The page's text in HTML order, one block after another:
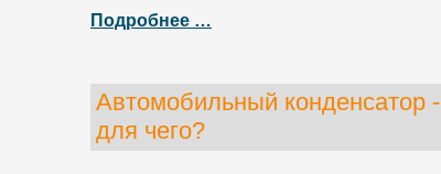
Подробнее …
Автомобильный конденсатор -
для чего?